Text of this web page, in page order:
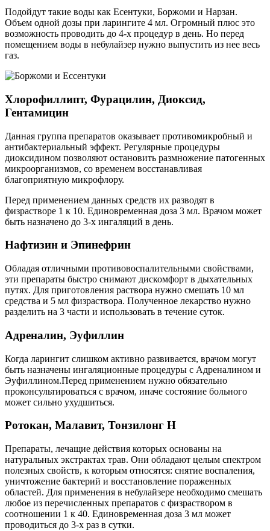
Подойдут такие воды как Есентуки, Боржоми и Нарзан.
Объем одной дозы при ларингите 4 мл. Огромный плюс это
возможность проводить до 4-х процедур в день. Но перед
помещением воды в небулайзер нужно выпустить из нее весь
газ.
Хлорофиллипт, Фурацилин, Диоксид,
Гентамицин
Данная группа препаратов оказывает противомикробный и
антибактериальный эффект. Регулярные процедуры
диоксидином позволяют остановить размножение патогенных
микроорганизмов, со временем восстанавливая
благоприятную микрофлору.
Перед применением данных средств их разводят в
физрастворе 1 к 10. Единовременная доза 3 мл. Врачом может
быть назначено до 3-х ингаляций в день.
Нафтизин и Эпинефрин
Обладая отличными противовоспалительными свойствами,
эти препараты быстро снимают дискомфорт в дыхательных
путях. Для приготовления раствора нужно смешать 10 мл
средства и 5 мл физраствора. Полученное лекарство нужно
разделить на 3 части и использовать в течение суток.
Адреналин, Эуфиллин
Когда ларингит слишком активно развивается, врачом могут
быть назначены ингаляционные процедуры с Адреналином и
Эуфиллином.Перед применением нужно обязательно
проконсультироваться с врачом, иначе состояние больного
может сильно ухудшиться.
Ротокан, Малавит, Тонзилонг Н
Препараты, лечащие действия которых основаны на
натуральных экстрактах трав. Они обладают целым спектром
полезных свойств, к которым относятся: снятие воспаления,
уничтожение бактерий и восстановление пораженных
областей. Для применения в небулайзере необходимо смешать
любое из перечисленных препаратов с физраствором в
соотношении 1 к 40. Единовременная доза 3 мл может
проводиться до 3-х раз в сутки.